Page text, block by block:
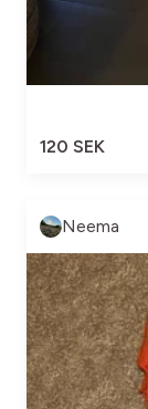
120 SEK
Neema